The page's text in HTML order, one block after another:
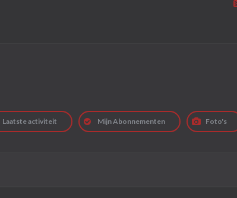
Laatste activiteit Mijn Abonnementen Foto's